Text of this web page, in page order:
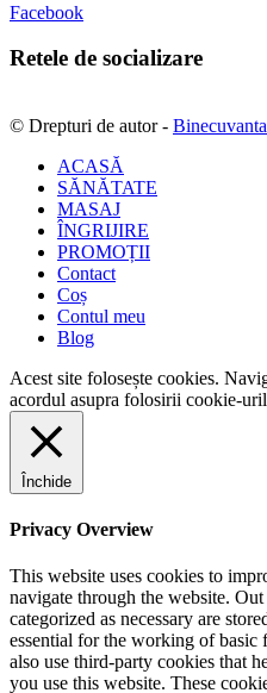
Facebook
Retele de socializare
© Drepturi de autor -
ACASĂ
SĂNĂTATE
MASAJ
ÎNGRIJIRE
PROMOȚII
Contact
Coș
Contul meu
Blog
Acest site folosește cookies.
acordul asupra folosirii cookie-
Închide
Privacy Overview
This website uses cookies to
navigate through the website.
categorized as necessary are
essential for the working of basic
also use third-party cookies that
you use this website. These